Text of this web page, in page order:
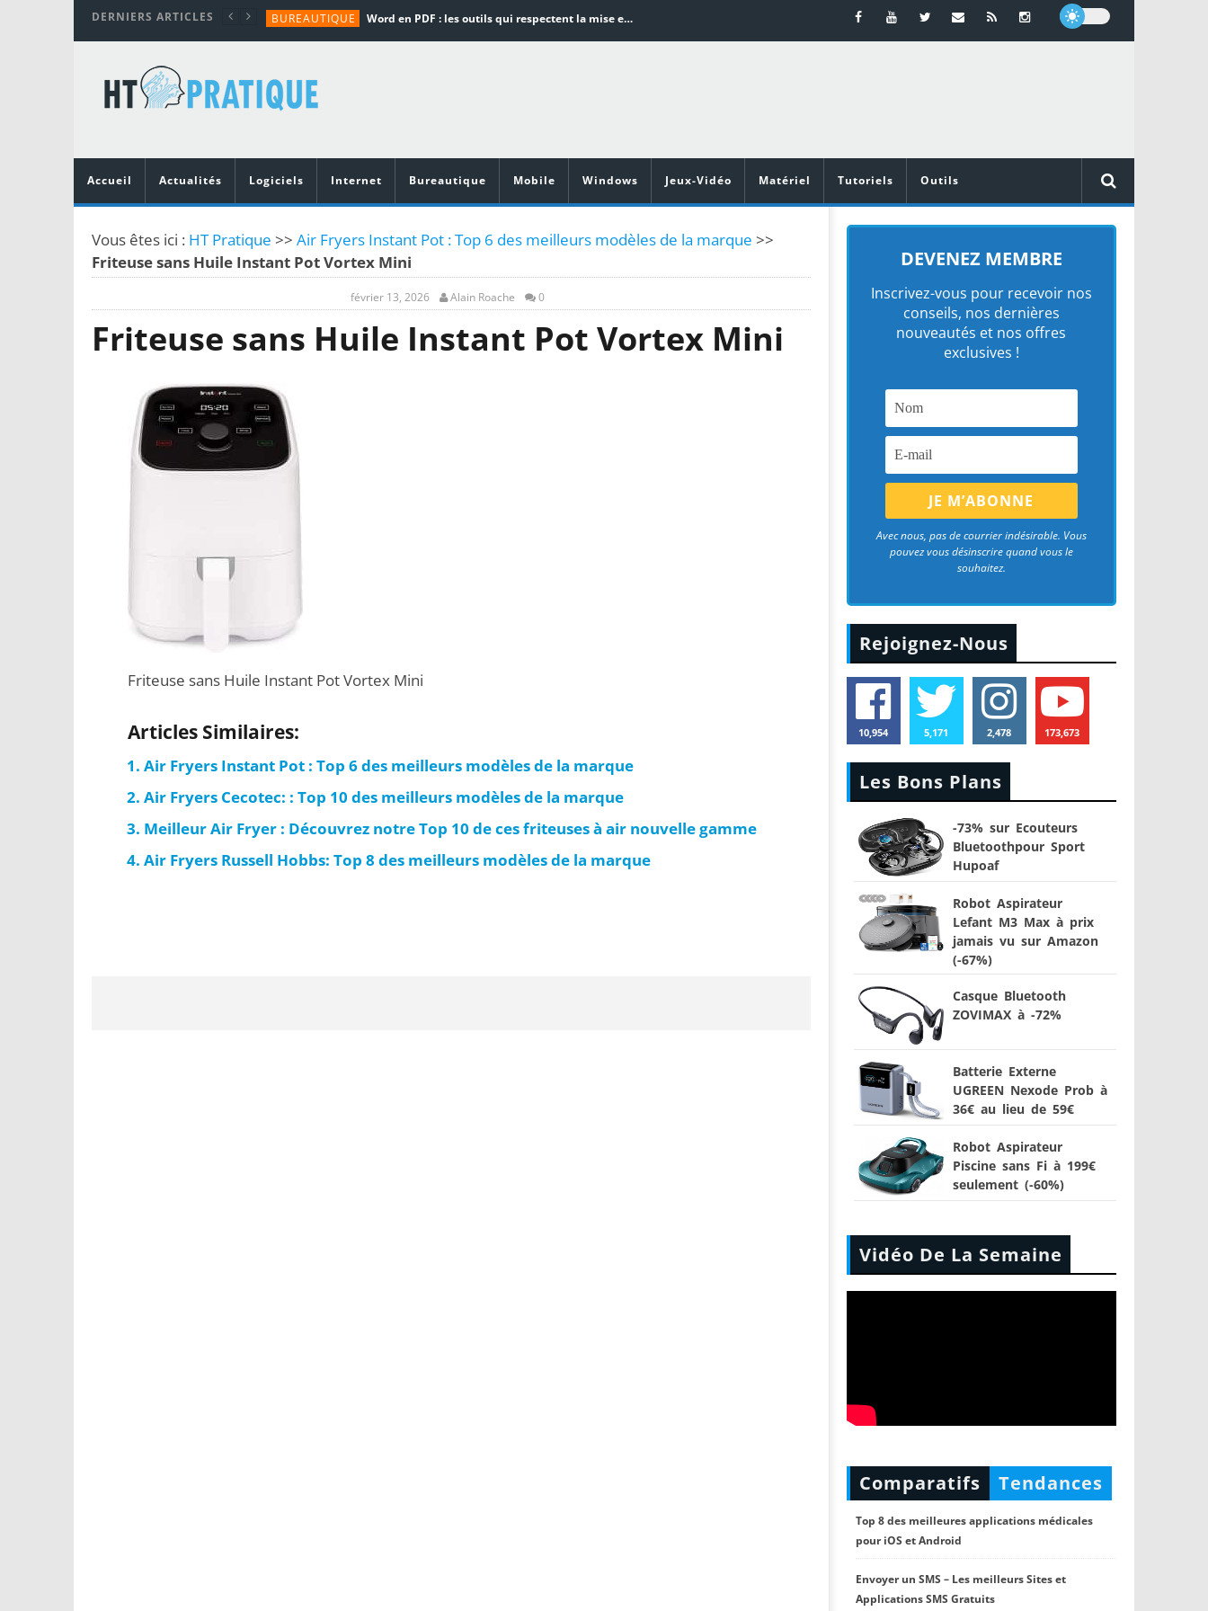
DERNIERS ARTICLES BUREAUTIQUE Word en PDF : les outils qui respectent la mise en page
TUTORIALS
MATÉRIEL
Vidéoprojecteurs Asus : Top 6 des meilleurs modèles de la marque
Accueil
Actualités Logiciels Internet Bureautique Mobile Windows Jeux-Vidéo Matériel Tutoriels Outils
Vous êtes ici : HT Pratique >> Air Fryers Instant Pot : Top 6 des meilleurs modèles de la marque >>
Friteuse sans Huile Instant Pot Vortex Mini
février 13, 2026 Alain Roache 0
Friteuse sans Huile Instant Pot Vortex Mini
Friteuse sans Huile Instant Pot Vortex Mini
Articles Similaires:
Air Fryers Instant Pot : Top 6 des meilleurs modèles de la marque
Air Fryers Cecotec: : Top 10 des meilleurs modèles de la marque
Meilleur Air Fryer : Découvrez notre Top 10 de ces friteuses à air nouvelle gamme
Air Fryers Russell Hobbs: Top 8 des meilleurs modèles de la marque
DEVENEZ MEMBRE
Inscrivez-vous pour recevoir nos
conseils, nos dernières
nouveautés et nos offres
exclusives !
Avec nous, pas de courrier indésirable. Vous
pouvez vous désinscrire quand vous le
souhaitez.
Rejoignez-Nous
10,954 5,171 2,478 173,673
Les Bons Plans
-73% sur Ecouteurs
Bluetoothpour Sport
Hupoaf
Robot Aspirateur
Lefant M3 Max à prix
jamais vu sur Amazon
(-67%)
Casque Bluetooth
ZOVIMAX à -72%
Batterie Externe
UGREEN Nexode Prob à
36€ au lieu de 59€
Robot Aspirateur
Piscine sans Fi à 199€
seulement (-60%)
Vidéo De La Semaine
Comparatifs Tendances
Top 8 des meilleures applications médicales
pour iOS et Android
Envoyer un SMS – Les meilleurs Sites et
Applications SMS Gratuits